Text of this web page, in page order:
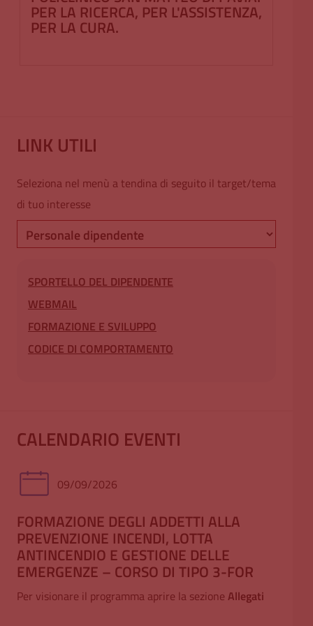
PER LA RICERCA, PER L'ASSISTENZA,
PER LA CURA.
LINK UTILI
Seleziona nel menù a tendina di seguito il target/tema
di tuo interesse
Links
SPORTELLO DEL DIPENDENTE
WEBMAIL
FORMAZIONE E SVILUPPO
CODICE DI COMPORTAMENTO
CALENDARIO EVENTI
09/09/2026
FORMAZIONE DEGLI ADDETTI ALLA
PREVENZIONE INCENDI, LOTTA
ANTINCENDIO E GESTIONE DELLE
EMERGENZE – CORSO DI TIPO 3-FOR
Per visionare il programma aprire la sezione Allegati